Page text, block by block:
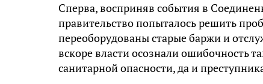
Сперва, восприняв события в
правительство попыталось решить
переоборудованы старые баржи и
вскоре власти осознали ошибочность
санитарной опасности, да и